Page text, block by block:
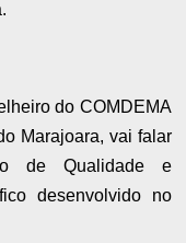
do COMDEMA
Marajoara, vai falar
de Qualidade e
desenvolvido no